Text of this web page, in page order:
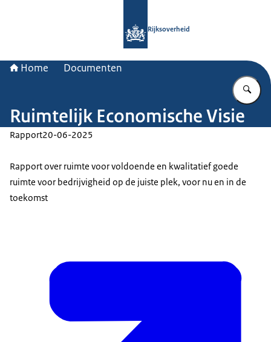
Rijksoverheid
Home Documenten
Ruimtelijk Economische Visie
Rapport20-06-2025
Rapport over ruimte voor voldoende en kwalitatief goede
ruimte voor bedrijvigheid op de juiste plek, voor nu en in de
toekomst